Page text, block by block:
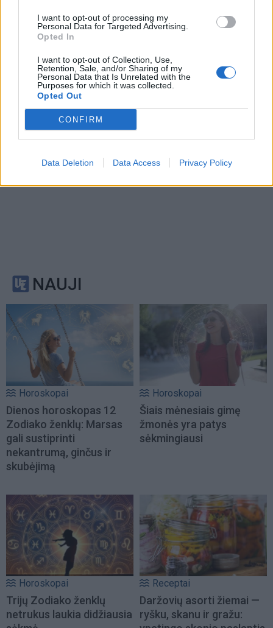
I want to opt-out of processing my
Personal Data for Targeted Advertising.
Opted In
I want to opt-out of Collection, Use,
Retention, Sale, and/or Sharing of my
Personal Data that Is Unrelated with the
Purposes for which it was collected.
Opted Out
CONFIRM
Data Deletion Data Access Privacy Policy
Žmonės
Vaidas Baumila: „Aš
nebijau santykių
nuobodumo" (4)
Žmonės
labirintas“ ir „Maras“
žvaigždė
NAUJI
Horoskopai
Dienos horoskopas 12
Zodiako ženklų: Marsas
gali sustiprinti
nekantrumą, ginčus ir
skubėjimą
Horoskopai
Šiais mėnesiais gimę
žmonės yra patys
sėkmingiausi
Horoskopai
Trijų Zodiako ženklų
netrukus laukia didžiausia
Receptai
Daržovių asorti žiemai —
ryšku, skanu ir gražu: